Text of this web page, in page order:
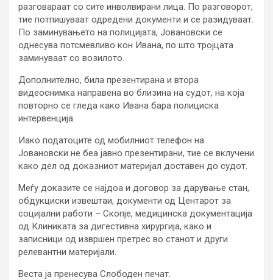
разговараат со сите инволвирани лица. По разговорот,
тие потпишуваат одредени документи и се разидуваат.
По заминувањето на полицијата, Јовановски се
однесува потсмевливо кон Ивана, по што тројцата
заминуваат со возилото.
Дополнително, била презентирана и втора
видеоснимка направена во близина на судот, на која
повторно се гледа како Ивана бара полициска
интервенција.
Иако податоците од мобилниот телефон на
Јовановски не беа јавно презентирани, тие се вклучени
како дел од доказниот материјал доставен до судот.
Меѓу доказите се најдоа и договор за дарување стан,
обдукциски извештаи, документи од Центарот за
социјални работи – Скопје, медицинска документација
од Клиниката за дигестивна хирургија, како и
записници од извршен претрес во станот и други
релевантни материјали.
Веста ја пренесува Слободен печат.